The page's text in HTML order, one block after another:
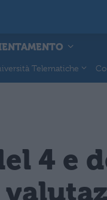
Telematiche
4 e